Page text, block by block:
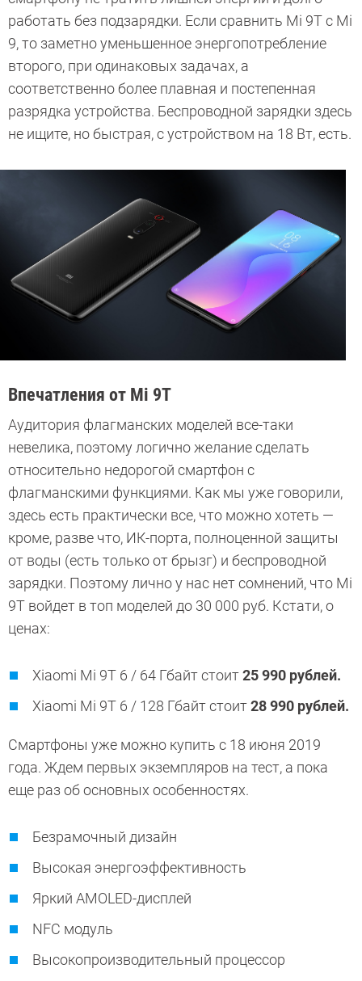
работать без подзарядки. Если сравнить Mi 9T с Mi
9, то заметно уменьшенное энергопотребление
второго, при одинаковых задачах, а
соответственно более плавная и постепенная
разрядка устройства. Беспроводной зарядки здесь
не ищите, но быстрая, с устройством на 18 Вт, есть.
Впечатления от Mi 9T
Аудитория флагманских моделей все-таки
невелика, поэтому логично желание сделать
относительно недорогой смартфон с
флагманскими функциями. Как мы уже говорили,
здесь есть практически все, что можно хотеть —
кроме, разве что, ИК-порта, полноценной защиты
от воды (есть только от брызг) и беспроводной
зарядки. Поэтому лично у нас нет сомнений, что Mi
9T войдет в топ моделей до 30 000 руб. Кстати, о
ценах:
Xiaomi Mi 9T 6 / 64 Гбайт стоит25 990 рублей.
Xiaomi Mi 9T 6 / 128 Гбайт стоит28 990 рублей.
Смартфоны уже можно купить с 18 июня 2019
года. Ждем первых экземпляров на тест, а пока
еще раз об основных особенностях.
Безрамочный дизайн
Высокая энергоэффективность
Яркий AMOLED-дисплей
NFC модуль
Высокопроизводительный процессор